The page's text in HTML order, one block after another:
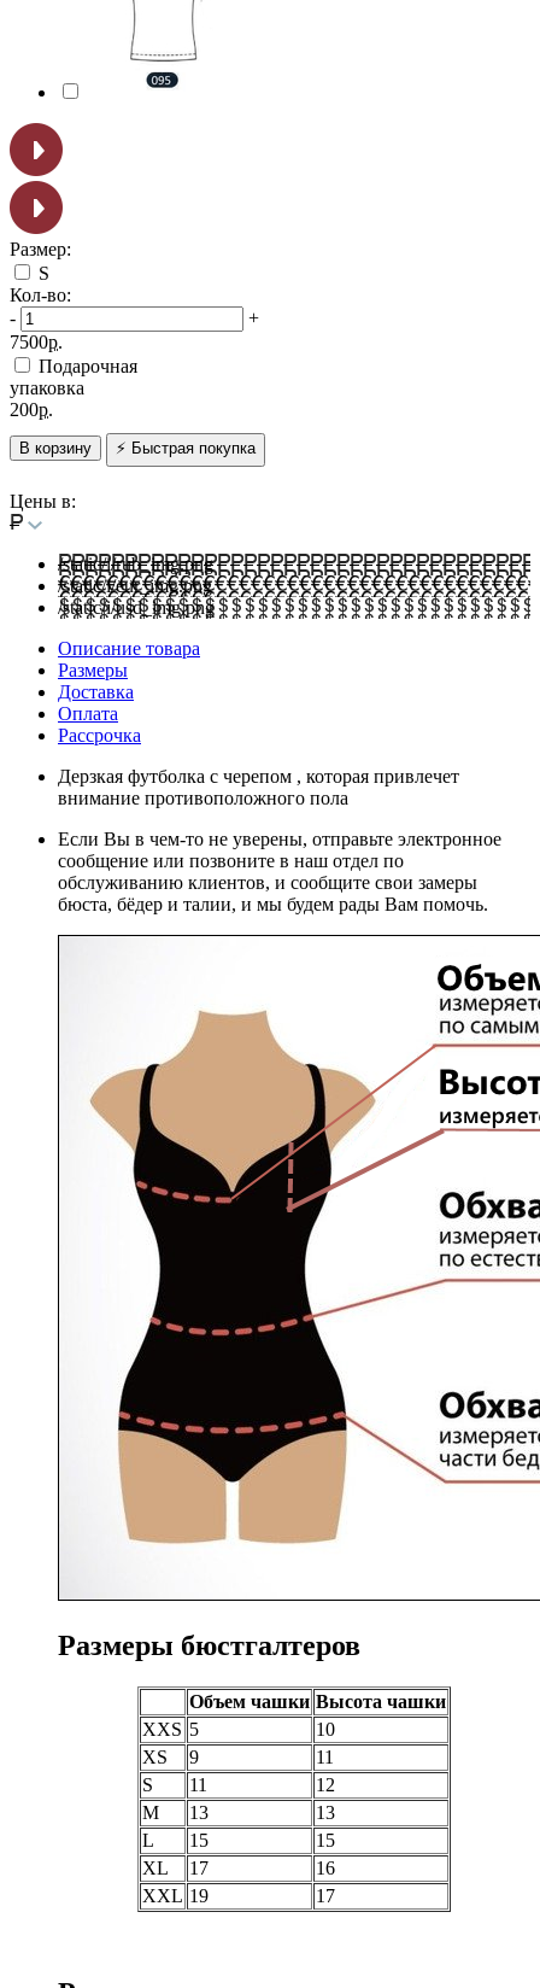
Размер:
S
Кол-во:
-
+
7500р.
Подарочная
упаковка
200р.
В корзину ⚡ Быстрая покупка
Цены в:
/static/i/rub_img.png
/static/i/eur_img.png
/static/i/usd_img.png
Описание товара
Размеры
Доставка
Оплата
Рассрочка
Дерзкая футболка с черепом , которая привлечет
внимание противоположного пола
Если Вы в чем-то не уверены, отправьте электронное
сообщение или позвоните в наш отдел по
обслуживанию клиентов, и сообщите свои замеры
бюста, бёдер и талии, и мы будем рады Вам помочь.
Размеры бюстгалтеров
Объем чашки Высота чашки
XXS 5
10
XS
9
11
S
11
12
M
13
13
L
15
15
XL
17
16
XXL 19 17